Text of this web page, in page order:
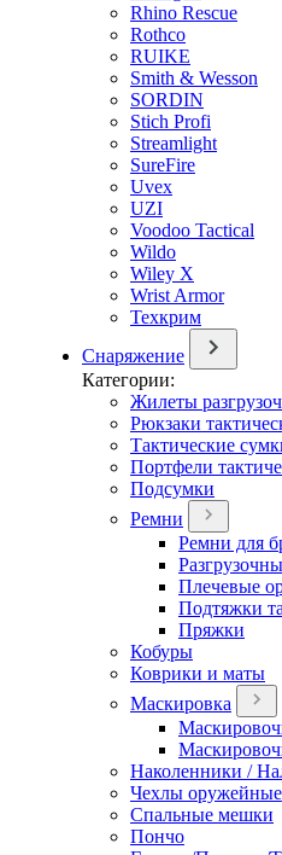
Rhino Rescue
Rothco
RUIKE
Smith & Wesson
SORDIN
Stich Profi
Streamlight
SureFire
Uvex
UZI
Voodoo Tactical
Wildo
Wiley X
Wrist Armor
Техкрим
Снаряжение
Категории:
Жилеты
Рюкзаки
Тактические
Портфели
Подсумки
Ремни
Ремни для
Плечевые
Подтяжки
Пряжки
Кобуры
Коврики и маты
Маскировка
Наколенники /
Чехлы оружейные
Спальные мешки
Пончо